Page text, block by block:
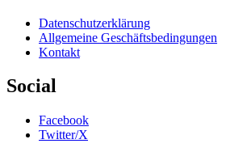
Datenschutzerklärung
Allgemeine Geschäftsbedingungen
Kontakt
Social
Facebook
Twitter/X